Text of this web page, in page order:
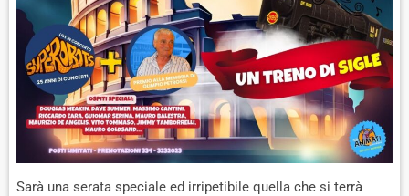
Sarà una serata speciale ed irripetibile quella che si terrà